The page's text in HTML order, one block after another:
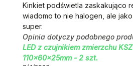
Kinkiet podświetla zaskakująco
wiadomo to nie halogen, ale
super.
Opinia dotyczy podobnego
LED z czujnikiem zmierzchu
110x60x25mm - 2 szt.